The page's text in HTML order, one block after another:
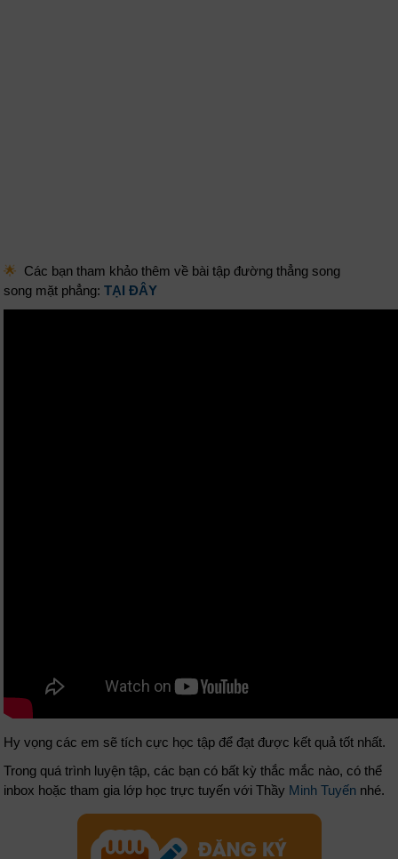
🌟 Các bạn tham khảo thêm về bài tập đường thẳng song
song mặt phẳng:TẠI ĐÂY
Hy vọng các em sẽ tích cực học tập để đạt được kết quả tốt nhất.
Trong quá trình luyện tập, các bạn có bất kỳ thắc mắc nào, có thể
inbox hoặc tham gia lớp học trực tuyến với Thầy Minh Tuyến nhé.